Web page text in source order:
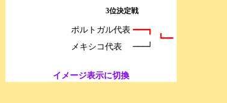
3位決定戦
ポルトガル代表 ━━━┓
┗━━
───┘
イメージ表示に切換